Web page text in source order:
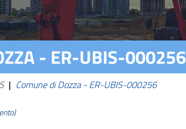
- ER-UBIS-000256
| Comune di Dozza - ER-UBIS-000256